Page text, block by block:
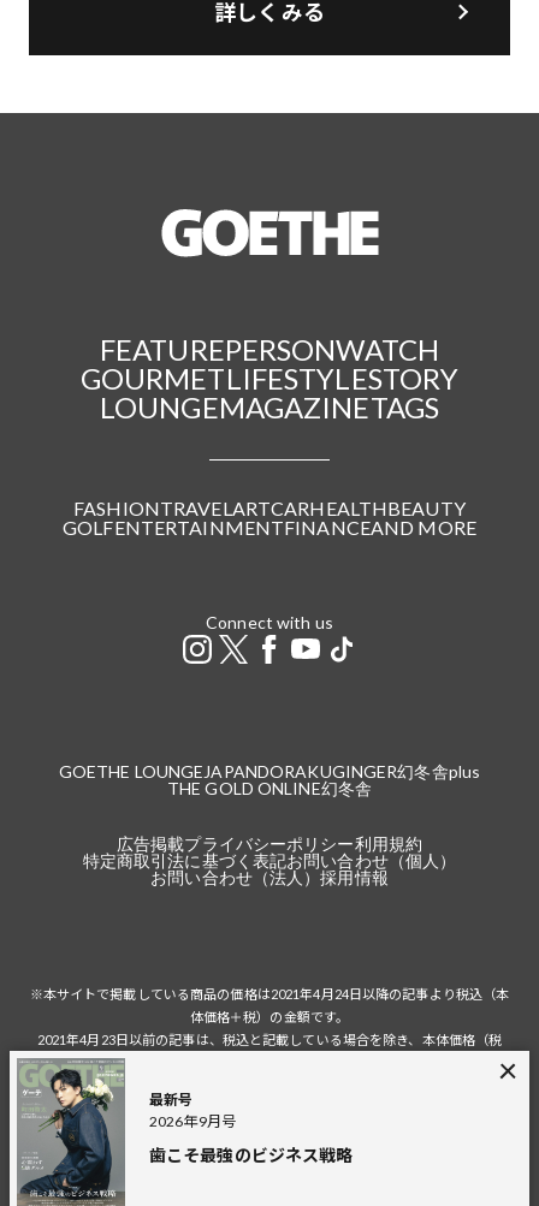
詳しくみる
最新号
2026年9月号
歯こそ最強のビジネス戦略
FEATUREPERSONWATCH
GOURMETLIFESTYLESTORY
LOUNGEMAGAZINETAGS
FASHIONTRAVELARTCARHEALTHBEAUTY
GOLFENTERTAINMENTFINANCEAND MORE
Connect with us
GOETHE LOUNGE JAPANDORAKUGINGER幻冬舎plus
THE GOLD ONLINE幻冬舎
広告掲載プライバシーポリシー利用規約
特定商取引法に基づく表記お問い合わせ（個人）
お問い合わせ（法人）採用情報
※本サイトで掲載している商品の価格は2021年4月24日以降の記事より税込（本
体価格＋税）の金額です。
2021年4月23日以前の記事は、税込と記載している場合を除き、本体価格（税
税込の場合の税額は掲載当時の税率に準じます。